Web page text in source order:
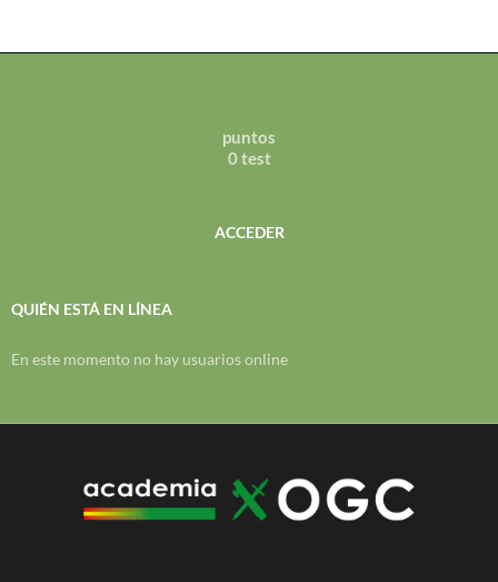
puntos
0 test
ACCEDER
QUIÉN ESTÁ EN LÍNEA
En este momento no hay usuarios online